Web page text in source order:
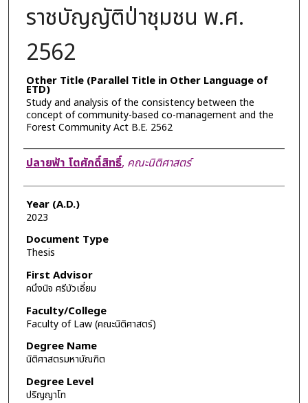
ราชบัญญัติป่าชุมชน พ.ศ.
2562
Other Title (Parallel Title in Other Language of
ETD)
Study and analysis of the consistency between the
concept of community-based co-management and the
Forest Community Act B.E. 2562
Author
ปลายฟ้า โตศักดิ์สิทธิ์, คณะนิติศาสตร์
Year (A.D.)
2023
Document Type
Thesis
First Advisor
คนึงนิจ ศรีบัวเอี่ยม
Faculty/College
Faculty of Law (คณะนิติศาสตร์)
Degree Name
นิติศาสตรมหาบัณฑิต
Degree Level
ปริญญาโท